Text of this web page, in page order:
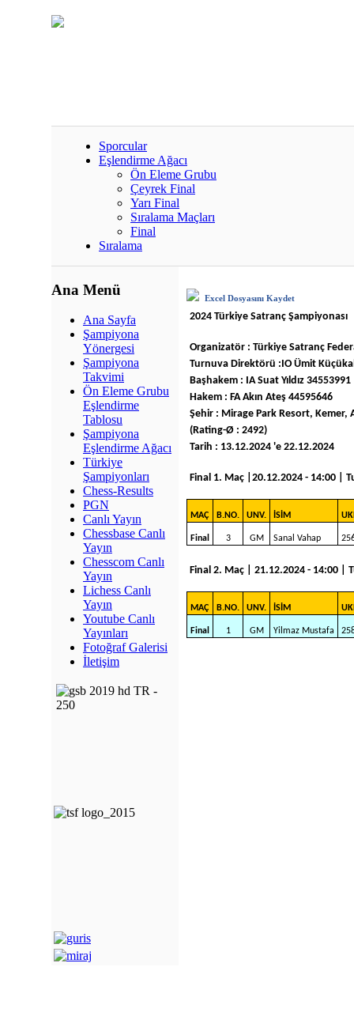
Sporcular
Eşlendirme Ağacı
Ön Eleme Grubu
Çeyrek Final
Yarı Final
Sıralama Maçları
Final
Sıralama
Ana Menü
Ana Sayfa
Şampiyona
Yönergesi
Şampiyona
Takvimi
Ön Eleme Grubu
Eşlendirme
Tablosu
Şampiyona
Eşlendirme Ağacı
Türkiye
Şampiyonları
Chess-Results
PGN
Canlı Yayın
Chessbase Canlı
Yayın
Chesscom Canlı
Yayın
Lichess Canlı
Yayın
Youtube Canlı
Yayınları
Fotoğraf Galerisi
İletişim
Excel Dosyasını Kaydet
2024 Türkiye Satranç Şampiyonası
Organizatör : Türkiye Satranç
Turnuva Direktörü :IO Ümit
Başhakem : IA Suat Yıldız 34553991
Hakem : FA Akın Ateş 44595646
Şehir : Mirage Park Resort, Kemer,
(Rating-Ø : 2492)
Tarih : 13.12.2024 'e 22.12.2024
Final 1. Maç |20.12.2024 - 14:00 |
MAÇ B.NO. UNV. İSİM
Final 3 GM Sanal Vahap
Final 2. Maç | 21.12.2024 - 14:00 |
MAÇ B.NO. UNV. İSİM
Final 1 GM Yilmaz Mustafa